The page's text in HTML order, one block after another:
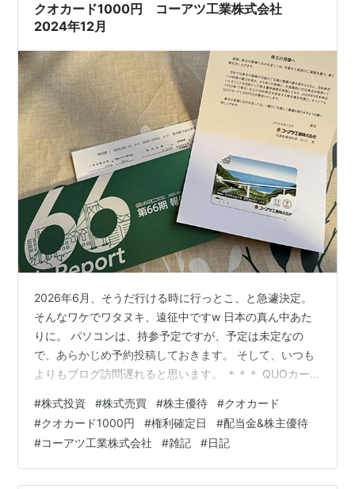
クオカード1000円 コーアツ工業株式会社
2024年12月
2026年6月、そうだ行ける時に行っとこ、と急遽決定。
そんなワケでワタヌキ、遠征中ですw 日本の真ん中あた
りに。 パソコンは、持参予定ですが、予定は未定なの
で、あらかじめ予約投稿しておきます。 そして、いつも
よりもブログ訪問遅れると思います。 ＊＊＊ QUOカー
円相当のクオカード 記事一覧は、こちら↓ watanuki-
eve.hatenablog.com 楽天ROOMも始めました↓
room.rakuten.co.jp にほんブログ村 ランキング参加中
【公式】2023年開設ブログ
#株式投資 #株式売買 #株主優待 #クオカード
#クオカード1000円 #権利確定日 #配当金&株主優待
#コーアツ工業株式会社 #雑記 #日記